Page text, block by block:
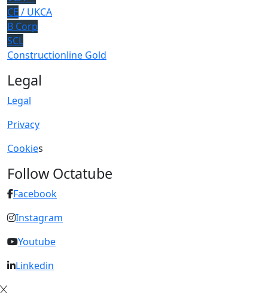
CE / UKCA
B Corp
SCL
Constructionline Gold
Legal
Legal
Privacy
Cookies
Follow Octatube
Facebook
Instagram
Youtube
Linkedin